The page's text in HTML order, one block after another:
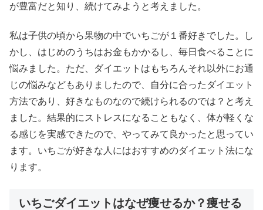
が豊富だと知り、続けてみようと考えました。
私は子供の頃から果物の中でいちごが１番好きでした。し
かし、はじめのうちはお金もかかるし、毎日食べることに
悩みました。ただ、ダイエットはもちろんそれ以外にお通
じの悩みなどもありましたので、自分に合ったダイエット
方法であり、好きなものなので続けられるのでは？と考え
ました。結果的にストレスになることもなく、体が軽くな
る感じを実感できたので、やってみて良かったと思ってい
ます。いちごが好きな人にはおすすめのダイエット法にな
ります。
いちごダイエットはなぜ痩せるか？痩せる